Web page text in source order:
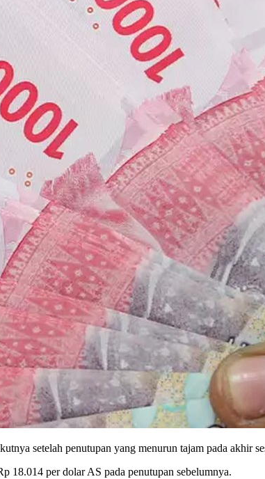
setelah penutupan yang menurun tajam pada akhir
18.014 per dolar AS pada penutupan sebelumnya.